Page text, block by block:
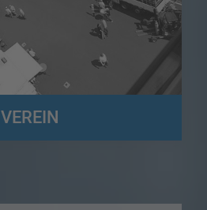
VEREIN